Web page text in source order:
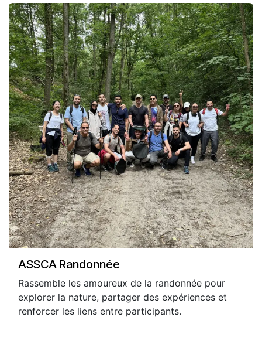
ASSCA Randonnée
Rassemble les amoureux de la randonnée pour
explorer la nature, partager des expériences et
renforcer les liens entre participants.